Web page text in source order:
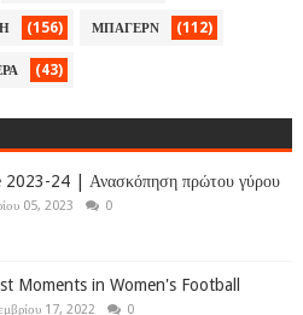
(156) ΜΠΑΓΕΡΝ (112)
(43)
2023-24 | Ανασκόπηση πρώτου γύρου
05, 2023 0
Moments in Women's Football
17, 2022 0